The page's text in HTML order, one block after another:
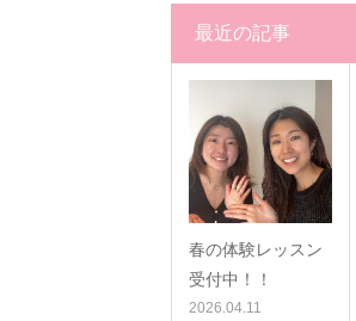
最近の記事
春の体験レッスン
受付中！！
2026.04.11